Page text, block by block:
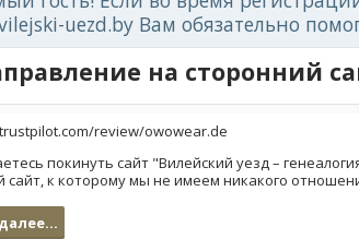
uezd.by Вам обязательно
на сторонний
review/owowear.de
покинуть сайт "Вилейский уезд –
сайт, к которому мы не имеем никакого